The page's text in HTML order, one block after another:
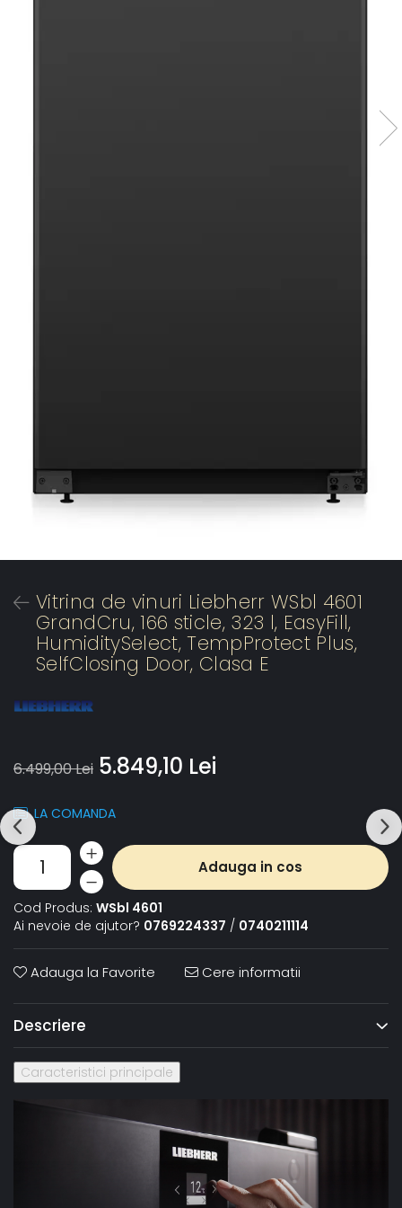
Vitrina de vinuri Liebherr WSbl 4601
GrandCru, 166 sticle, 323 l, EasyFill,
HumiditySelect, TempProtect Plus,
SelfClosing Door, Clasa E
6.499,00 Lei 5.849,10 Lei
LA COMANDA
Adauga in cos
Cod Produs: WSbl 4601
Ai nevoie de ajutor? 0769224337 / 0740211114
Adauga la Favorite Cere informatii
Descriere
Caracteristici principale